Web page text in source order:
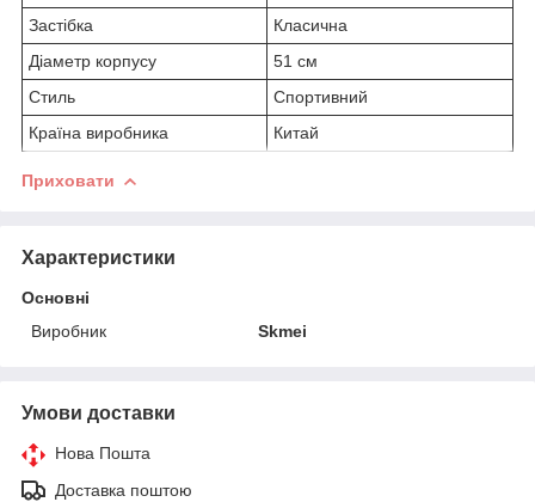
Застібка
Класична
Діаметр корпусу
51 см
Стиль
Спортивний
Країна виробника
Китай
Приховати
Характеристики
Основні
Виробник
Skmei
Умови доставки
Нова Пошта
Доставка поштою